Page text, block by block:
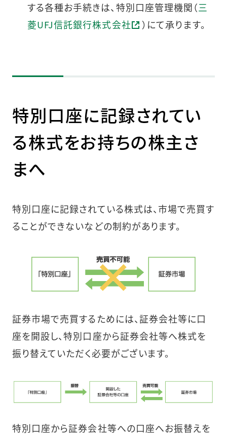
する各種お手続きは、特別口座管理機関（三
菱UFJ信託銀行株式会社
）にて承ります。
特別口座に記録されてい
る株式をお持ちの株主さ
まへ
特別口座に記録されている株式は、市場で売買す
ることができないなどの制約があります。
証券市場で売買するためには、証券会社等に口
座を開設し、特別口座から証券会社等へ株式を
振り替えていただく必要がございます。
特別口座から証券会社等への口座へお振替えを